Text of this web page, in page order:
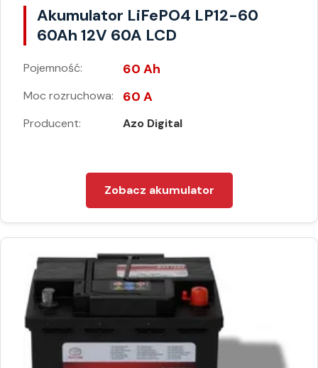
Akumulator LiFePO4 LP12-60
60Ah 12V 60A LCD
Pojemność: 60 Ah
Moc rozruchowa: 60 A
Producent: Azo Digital
Zobacz akumulator